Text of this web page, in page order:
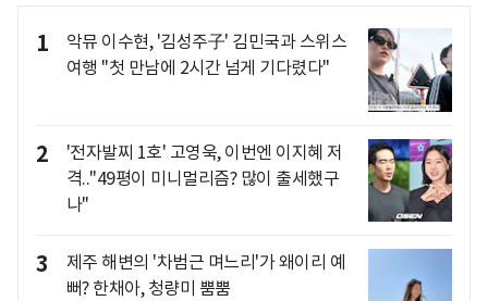
1
악뮤 이수현, '김성주子' 김민국과 스위스
여행 "첫 만남에 2시간 넘게 기다렸다"
2
'전자발찌 1호' 고영욱, 이번엔 이지혜 저
격.."49평이 미니멀리즘? 많이 출세했구
나"
3
제주 해변의 '차범근 며느리'가 왜이리 예
뻐? 한채아, 청량미 뿜뿜